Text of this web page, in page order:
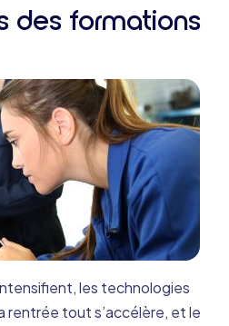
des formations
les technologies
rentrée tout s’accélère, et le